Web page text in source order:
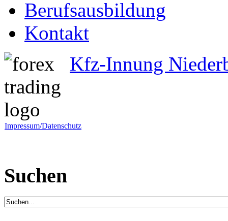
Berufsausbildung
Kontakt
Kfz-Innung
Impressum/Datenschutz
Suchen